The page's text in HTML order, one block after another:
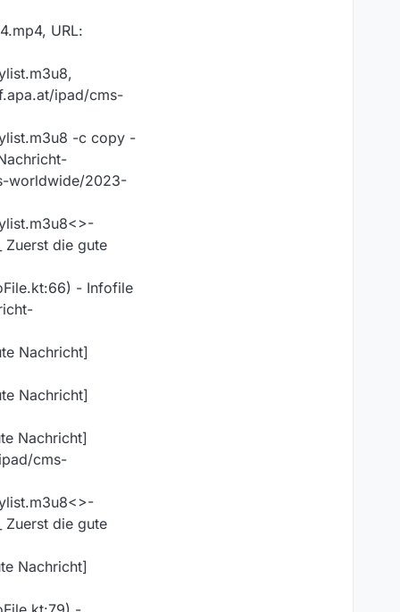
URL:
ipad/cms-
-c copy -
worldwide/2023-
Zuerst die gute
- Infofile
Nachricht]
Nachricht]
Nachricht]
cms-
Zuerst die gute
Nachricht]